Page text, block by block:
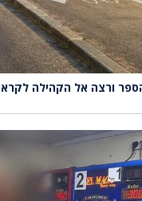
ורצה אל הקהילה